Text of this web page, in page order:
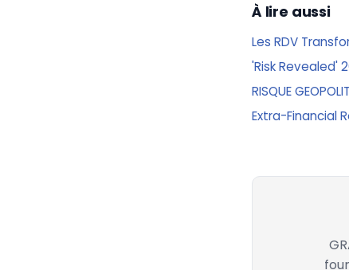
À lire aussi
Les RDV
'Risk Revealed'
RISQUE
Extra-Financial